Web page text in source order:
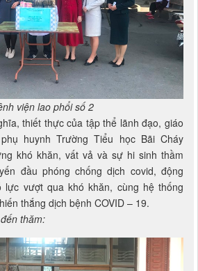
viện lao phổi số 2
thiết thực của tập thể lãnh đạo, giáo
huynh Trường Tiểu học Bãi Cháy
khó khăn, vất vả và sự hi sinh thầm
đầu phóng chống dịch covid, động
vượt qua khó khăn, cùng hệ thống
thắng dịch bệnh COVID – 19.
thăm: